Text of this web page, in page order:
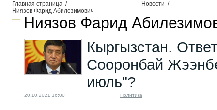
Главная страница / Новости /
Ниязов Фарид Абилезимович
Ниязов Фарид
Кыргызстан.
Сооронбай
июль"?
20.10.2021 16:00 Политика